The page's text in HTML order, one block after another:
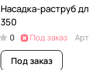
Насадка-раструб
350
0 Под заказ Арт.
Под заказ